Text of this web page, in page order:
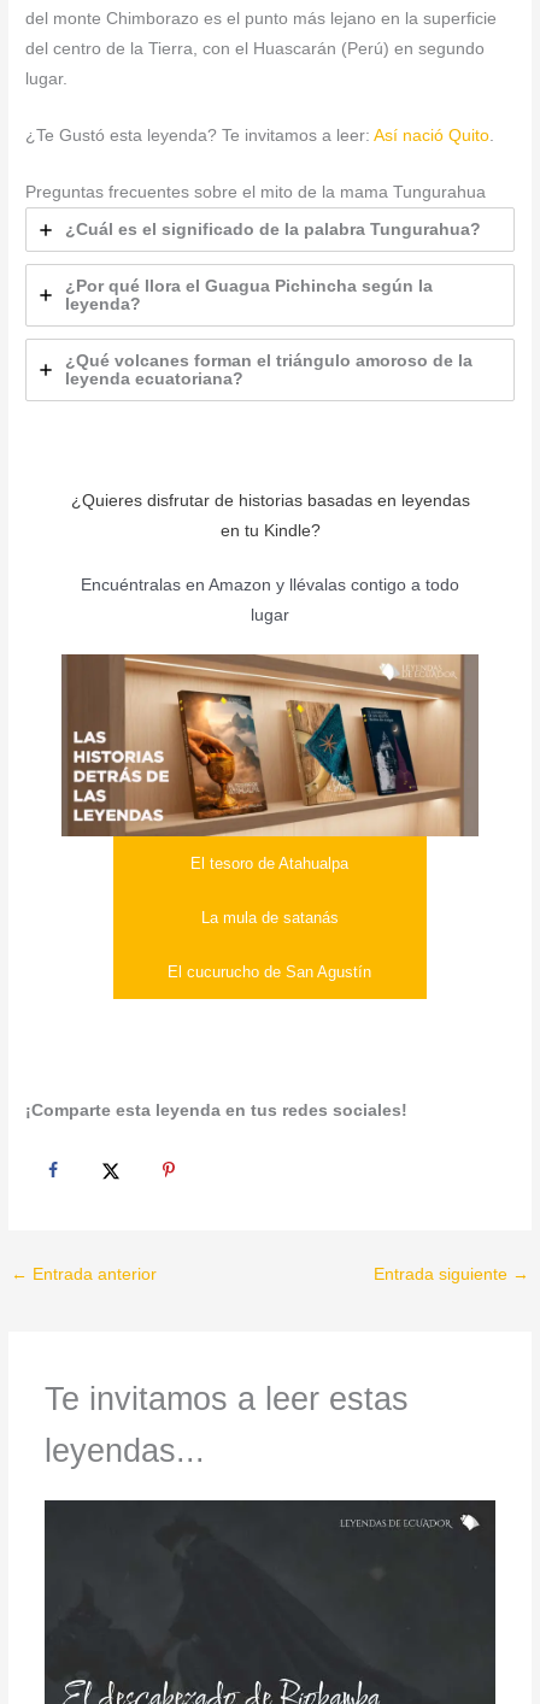
del monte Chimborazo es el punto más lejano en la superficie
del centro de la Tierra, con el Huascarán (Perú) en segundo
lugar.
¿Te Gustó esta leyenda? Te invitamos a leer:Así nació Quito.
Preguntas frecuentes sobre el mito de la mama Tungurahua
¿Cuál es el significado de la palabra Tungurahua?
¿Por qué llora el Guagua Pichincha según la
leyenda?
¿Qué volcanes forman el triángulo amoroso de la
leyenda ecuatoriana?
¿Quieres disfrutar de historias basadas en leyendas
en tu Kindle?
Encuéntralas en Amazon y llévalas contigo a todo
lugar
El tesoro de Atahualpa
La mula de satanás
El cucurucho de San Agustín
¡Comparte esta leyenda en tus redes sociales!
← Entrada anterior Entrada siguiente →
Te invitamos a leer estas
leyendas...